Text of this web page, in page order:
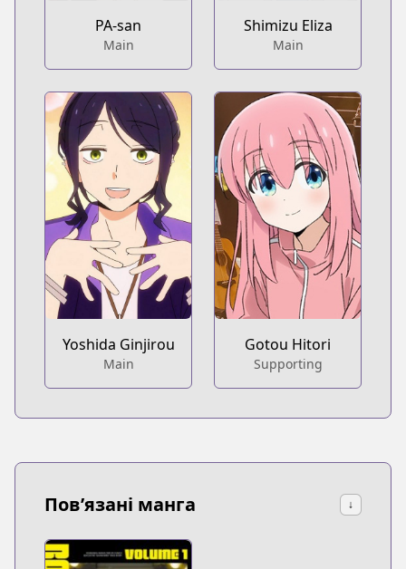
PA-san
Main
Shimizu Eliza
Main
Yoshida Ginjirou
Main
Gotou Hitori
Supporting
Пов’язані манга ↓